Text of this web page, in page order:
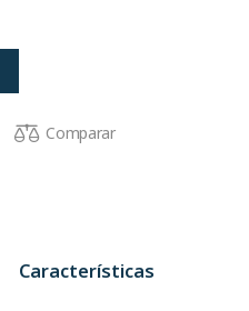
Comparar
Características